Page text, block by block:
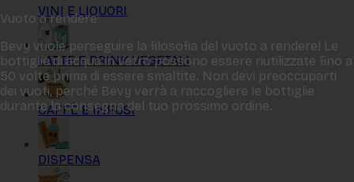
VINI E LIQUORI
LATTE E DRINK VEGETALI
CAFFÈ E INFUSI
DISPENSA
Vuoto a rendere
Bevy vuole perseguire la filosofia del vuoto a rendere! Le
bottiglie di acqua in vetro possono essere riutilizzate fino a
50 volte prima di essere smaltite. Non devi preoccuparti
dei vuoti, perché Bevy verrà a raccogliere le bottiglie
durante la consegna del tuo prossimo ordine.